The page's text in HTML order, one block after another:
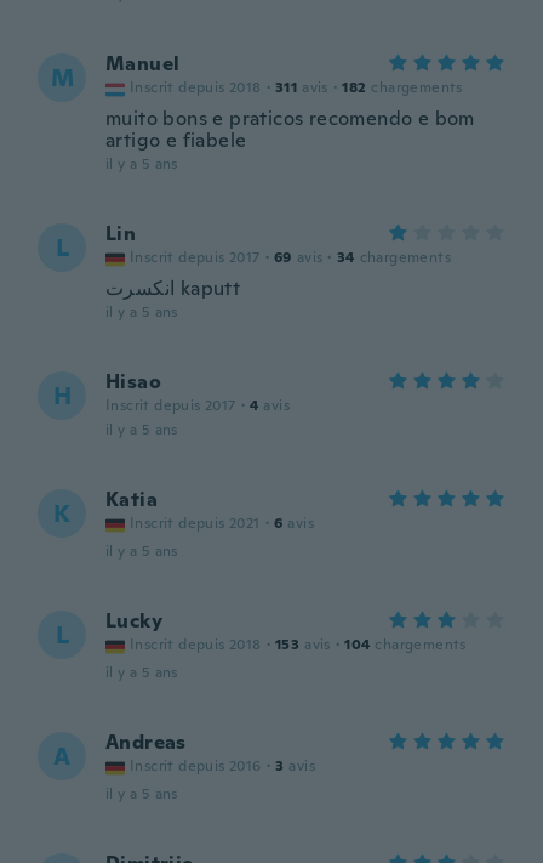
M Manuel
Inscrit depuis 2018 · 311 avis · 182 chargements
muito bons e praticos recomendo e bom
artigo e fiabele
il y a 5 ans
L Lin
Inscrit depuis 2017 · 69 avis · 34 chargements
انكسرت kaputt
il y a 5 ans
H Hisao
Inscrit depuis 2017 · 4 avis
il y a 5 ans
K Katia
Inscrit depuis 2021 · 6 avis
il y a 5 ans
L Lucky
Inscrit depuis 2018 · 153 avis · 104 chargements
il y a 5 ans
A Andreas
Inscrit depuis 2016 · 3 avis
il y a 5 ans